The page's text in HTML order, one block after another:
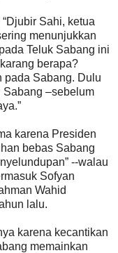
Sahi, ketua
menunjukkan
Teluk Sabang ini
berapa?
pada Sabang. Dulu
Sabang –sebelum
karena Presiden
bebas Sabang
--walau
Sofyan
Wahid
lalu.
karena kecantikan
memainkan